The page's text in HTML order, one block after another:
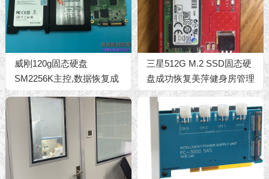
威刚120g固态硬盘
SM2256K主控,数据恢复成
功
三星512G M.2 SSD固态硬
盘成功恢复美萍健身房管理
系统数据库